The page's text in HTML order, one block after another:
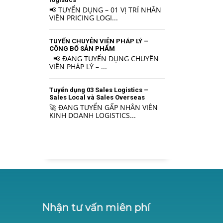
📢 TUYỂN DỤNG – 01 VỊ TRÍ NHÂN
VIÊN PRICING LOGI...
TUYỂN CHUYÊN VIÊN PHÁP LÝ –
CÔNG BỐ SẢN PHẨM
📢 ĐANG TUYỂN DỤNG CHUYÊN
VIÊN PHÁP LÝ – ...
Tuyển dụng 03 Sales Logistics –
Sales Local và Sales Overseas
🚀 ĐANG TUYỂN GẤP NHÂN VIÊN
KINH DOANH LOGISTICS...
Nhận tư vấn miên phí